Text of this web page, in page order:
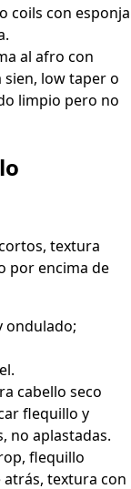
coils con esponja
al afro con
sien, low taper o
limpio pero no
textura
por encima de
ondulado;
cabello seco
flequillo y
no aplastadas.
flequillo
textura con